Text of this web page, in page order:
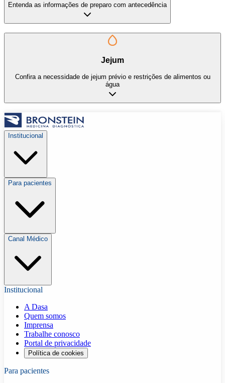
Entenda as informações de preparo com antecedência
Jejum
Confira a necessidade de jejum prévio e restrições de alimentos ou
água
Institucional
Para pacientes
Canal Médico
Institucional
A Dasa
Quem somos
Imprensa
Trabalhe conosco
Portal de privacidade
Política de cookies
Para pacientes